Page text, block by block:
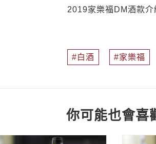
2019家樂福DM酒款介
白酒 家樂福
你可能也會喜